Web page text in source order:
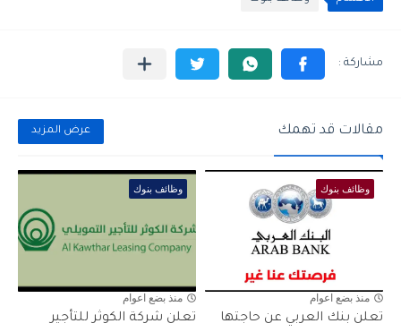
مقالات قد تهمك عرض المزيد
وظائف بنوك
منذ بضع اعوام
تعلن بنك العربي عن حاجتها
وظائف بنوك
منذ بضع اعوام
تعلن شركة الكوثر للتأجير